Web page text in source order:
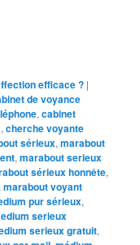
efficace ? |
de voyance
,cabinet
,cherche voyante
sérieux,marabout
,marabout serieux
sérieux honnête,
,marabout voyant
pur sérieux,
serieux
serieux gratuit,